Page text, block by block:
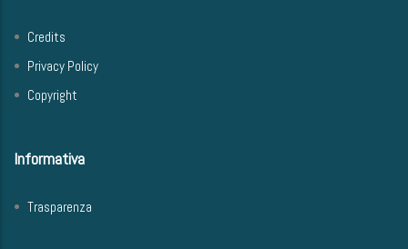
Credits
Privacy Policy
Copyright
Informativa
Trasparenza